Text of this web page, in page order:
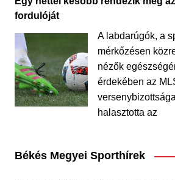
fordulóját
A labdarúgók, a
mérkőzésen
nézők
érdekében az
halasztotta az
Békés Megyei Sporthírek